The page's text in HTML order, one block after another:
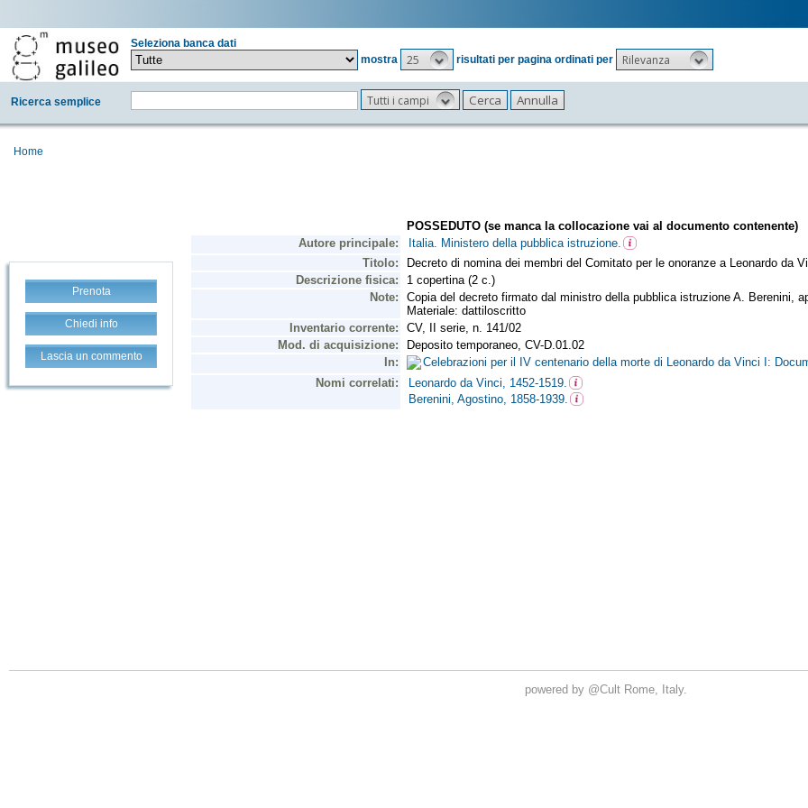
Seleziona banca dati
mostra
25 risultati per pagina ordinati per Rilevanza
Ricerca semplice Tutti i campi
Home
Prenota
Chiedi info
Lascia un commento
powered by @Cult Rome, Italy.